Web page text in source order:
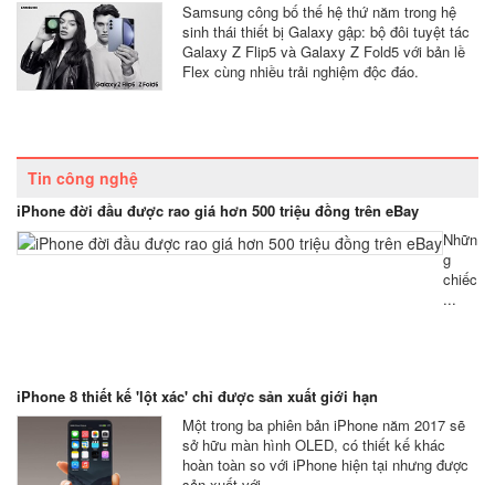
Samsung công bố thế hệ thứ năm trong hệ
sinh thái thiết bị Galaxy gập: bộ đôi tuyệt tác
Galaxy Z Flip5 và Galaxy Z Fold5 với bản lề
Flex cùng nhiều trải nghiệm độc đáo.
Tin công nghệ
iPhone đời đầu được rao giá hơn 500 triệu đồng trên eBay
Nhữn
g
chiếc
...
iPhone 8 thiết kế 'lột xác' chỉ được sản xuất giới hạn
Một trong ba phiên bản iPhone năm 2017 sẽ
sở hữu màn hình OLED, có thiết kế khác
hoàn toàn so với iPhone hiện tại nhưng được